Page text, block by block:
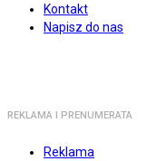
Kontakt
Napisz do nas
REKLAMA I PRENUMERATA
Reklama